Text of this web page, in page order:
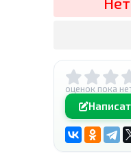
оценок пока